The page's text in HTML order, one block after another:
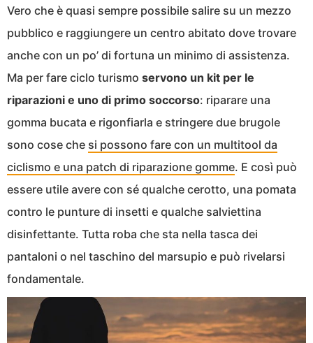
Vero che è quasi sempre possibile salire su un mezzo
pubblico e raggiungere un centro abitato dove trovare
anche con un po’ di fortuna un minimo di assistenza.
Ma per fare ciclo turismo servono un kit per le
riparazioni e uno di primo soccorso: riparare una
gomma bucata e rigonfiarla e stringere due brugole
sono cose che si possono fare con un multitool da
ciclismo e una patch di riparazione gomme. E così può
essere utile avere con sé qualche cerotto, una pomata
contro le punture di insetti e qualche salviettina
disinfettante. Tutta roba che sta nella tasca dei
pantaloni o nel taschino del marsupio e può rivelarsi
fondamentale.